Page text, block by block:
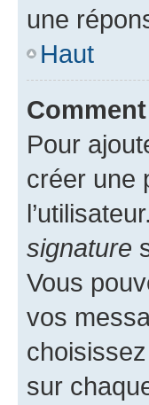
une
Haut
Pour
créer une
signature
Vous
vos
sur